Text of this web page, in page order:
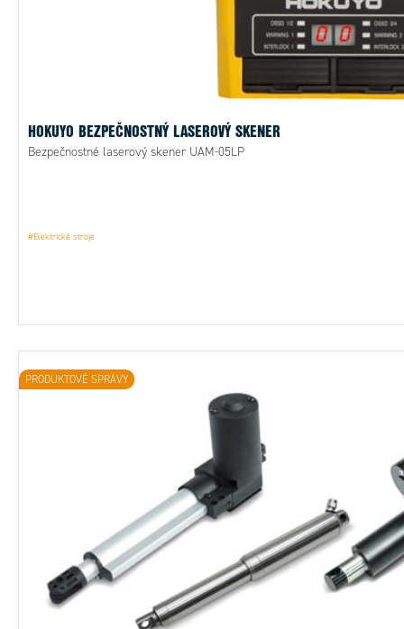
HOKUYO BEZPEČNOSTNÝ LASEROVÝ SKENER
Bezpečnostné laserový skener UAM-05LP
#Elektrické stroje
PRODUKTOVÉ SPRÁVY